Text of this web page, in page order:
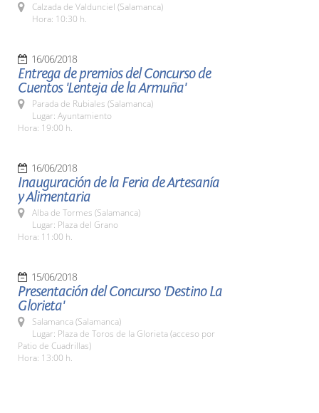
Calzada de Valdunciel (Salamanca)
Hora: 10:30 h.
16/06/2018
Entrega de premios del Concurso de
Cuentos 'Lenteja de la Armuña'
Parada de Rubiales (Salamanca)
Lugar: Ayuntamiento
Hora: 19:00 h.
16/06/2018
Inauguración de la Feria de Artesanía
y Alimentaria
Alba de Tormes (Salamanca)
Lugar: Plaza del Grano
Hora: 11:00 h.
15/06/2018
Presentación del Concurso 'Destino La
Glorieta'
Salamanca (Salamanca)
Lugar: Plaza de Toros de la Glorieta (acceso por
Patio de Cuadrillas)
Hora: 13:00 h.